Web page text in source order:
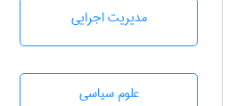
مديريت اجرايی
علوم سياسی